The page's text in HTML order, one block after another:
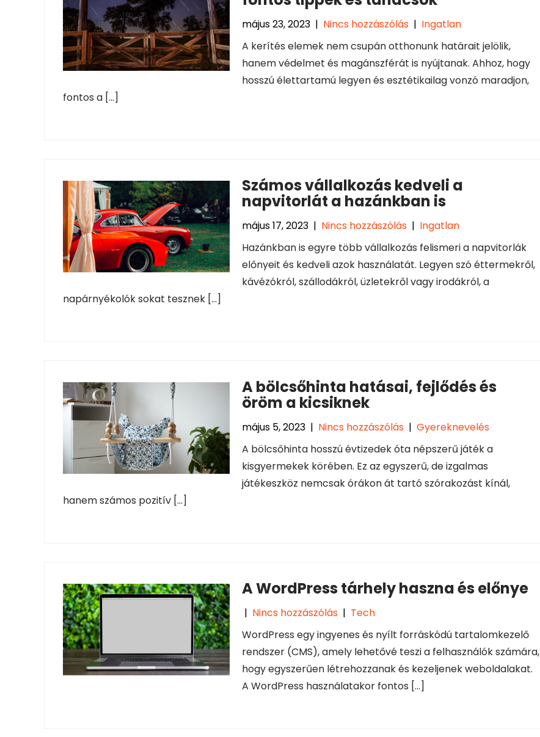
május 23, 2023 | Nincs hozzászólás | Ingatlan
A kerítés elemek nem csupán otthonunk határait jelölik,
hanem védelmet és magánszférát is nyújtanak. Ahhoz, hogy
hosszú élettartamú legyen és esztétikailag vonzó maradjon,
fontos a […]
Számos vállalkozás kedveli a
napvitorlát a hazánkban is
május 17, 2023 | Nincs hozzászólás | Ingatlan
Hazánkban is egyre több vállalkozás felismeri a napvitorlák
előnyeit és kedveli azok használatát. Legyen szó éttermekről,
kávézókról, szállodákról, üzletekről vagy irodákról, a
napárnyékolók sokat tesznek […]
A bölcsőhinta hatásai, fejlődés és
öröm a kicsiknek
május 5, 2023 | Nincs hozzászólás | Gyereknevelés
A bölcsőhinta hosszú évtizedek óta népszerű játék a
kisgyermekek körében. Ez az egyszerű, de izgalmas
játékeszköz nemcsak órákon át tartó szórakozást kínál,
hanem számos pozitív […]
A WordPress tárhely haszna és előnye
| Nincs hozzászólás | Tech
WordPress egy ingyenes és nyílt forráskódú tartalomkezelő
rendszer (CMS), amely lehetővé teszi a felhasználók számára,
hogy egyszerűen létrehozzanak és kezeljenek weboldalakat.
A WordPress használatakor fontos […]